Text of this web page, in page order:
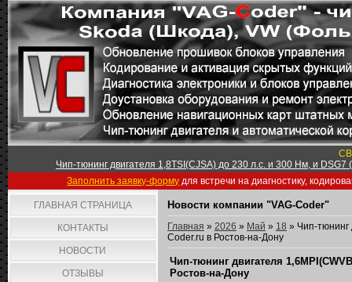
Чип-тюнинг двигателя 1,8TSI(CJSA) до 230 л.с. и 300 Нм, и
Заполнить заявку-форму для встречи на диагностику,
ГЛАВНАЯ СТРАНИЦА
КОНТАКТЫ
НОВОСТИ
ОТЗЫВЫ
Новости компании "VAG-Coder"
Главная » 2026 » Май » 18 » Чип-тюнинг
Coder.ru в Ростов-на-Дону
Чип-тюнинг двигателя
Ростов-на-Дону